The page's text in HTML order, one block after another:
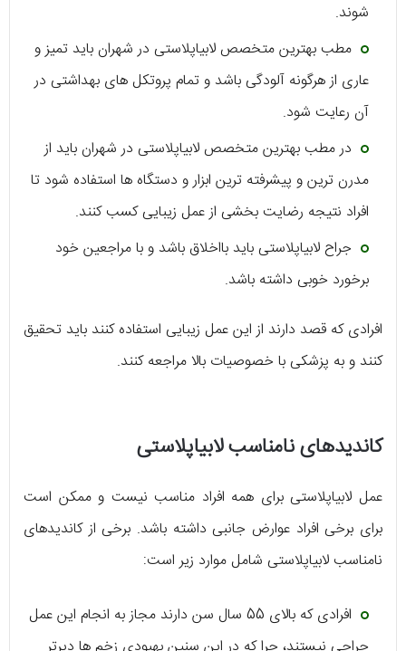
شوند.
مطب بهترین متخصص لابیاپلاستی در شهران باید تمیز و
عاری از هرگونه آلودگی باشد و تمام پروتکل های بهداشتی در
آن رعایت شود.
در مطب بهترین متخصص لابیاپلاستی در شهران باید از
مدرن ترین و پیشرفته ترین ابزار و دستگاه ها استفاده شود تا
افراد نتیجه رضایت بخشی از عمل زیبایی کسب کنند.
جراح لابیاپلاستی باید بااخلاق باشد و با مراجعین خود
برخورد خوبی داشته باشد.
افرادی که قصد دارند از این عمل زیبایی استفاده کنند باید تحقیق
کنند و به پزشکی با خصوصیات بالا مراجعه کنند.
کاندیدهای نامناسب لابیاپلاستی
عمل لابیاپلاستی برای همه افراد مناسب نیست و ممکن است
برای برخی افراد عوارض جانبی داشته باشد. برخی از کاندیدهای
نامناسب لابیاپلاستی شامل موارد زیر است:
افرادی که بالای 55 سال سن دارند مجاز به انجام این عمل